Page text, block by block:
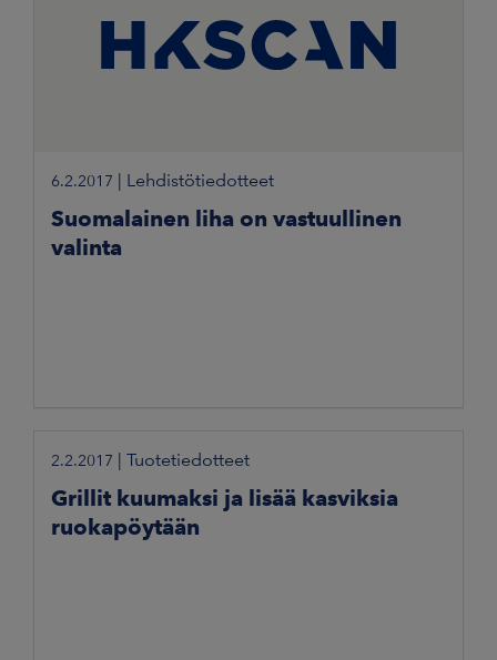
6.2.2017 Lehdistötiedotteet
Suomalainen liha on vastuullinen
valinta
2.2.2017 Tuotetiedotteet
Grillit kuumaksi ja lisää kasviksia
ruokapöytään